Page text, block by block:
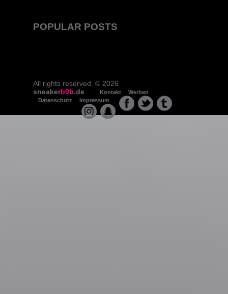
POPULAR POSTS
All rights reserved. © 2026
sneakerb0b.de Kontakt
Werben
Datenschutz
Impressum